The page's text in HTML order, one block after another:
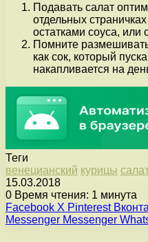
Подавать салат
отдельных
остатками соуса,
Помните
как сок, который
накапливается на
Теги
венецианский курицы
15.03.2018
0 Время чтения: 1 минута
Facebook X Pinterest
Messenger Messenger